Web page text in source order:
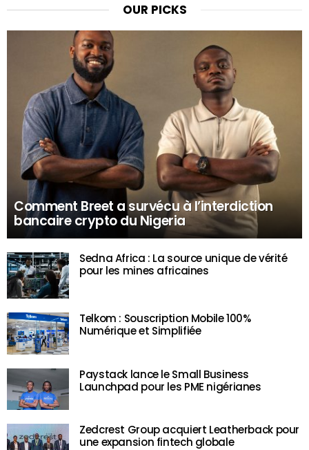
OUR PICKS
Comment Breet a survécu à l’interdiction
bancaire crypto du Nigeria
Sedna Africa : La source unique de vérité
pour les mines africaines
Telkom : Souscription Mobile 100%
Numérique et Simplifiée
Paystack lance le Small Business
Launchpad pour les PME nigérianes
Zedcrest Group acquiert Leatherback pour
une expansion fintech globale